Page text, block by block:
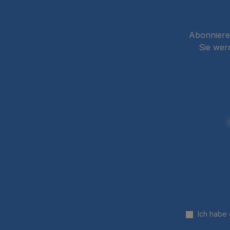
Sie
Ich habe